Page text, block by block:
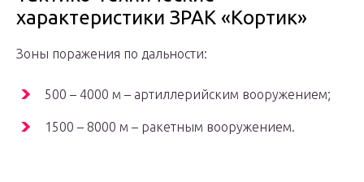
характеристики ЗРАК «Кортик»
Зоны поражения по дальности:
500 – 4000 м – артиллерийским вооружением;
1500 – 8000 м – ракетным вооружением.